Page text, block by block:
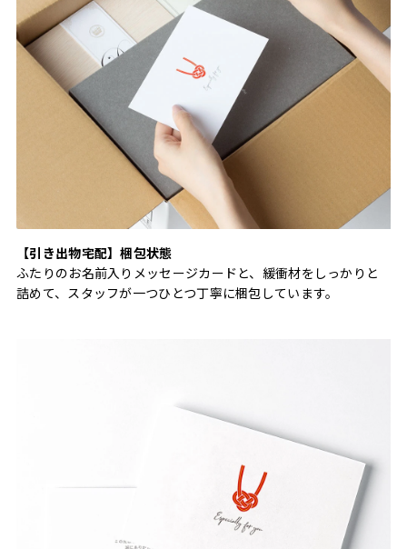
【引き出物宅配】梱包状態
ふたりのお名前入りメッセージカードと、緩衝材をしっかりと
詰めて、スタッフが一つひとつ丁寧に梱包しています。